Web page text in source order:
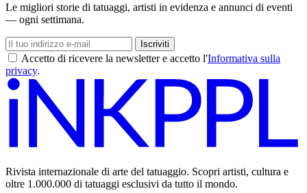
Le migliori storie di tatuaggi, artisti in evidenza e annunci di eventi
— ogni settimana.
Iscriviti
Accetto di ricevere la newsletter e accetto l'Informativa sulla
privacy.
Rivista internazionale di arte del tatuaggio. Scopri artisti, cultura e
oltre 1.000.000 di tatuaggi esclusivi da tutto il mondo.